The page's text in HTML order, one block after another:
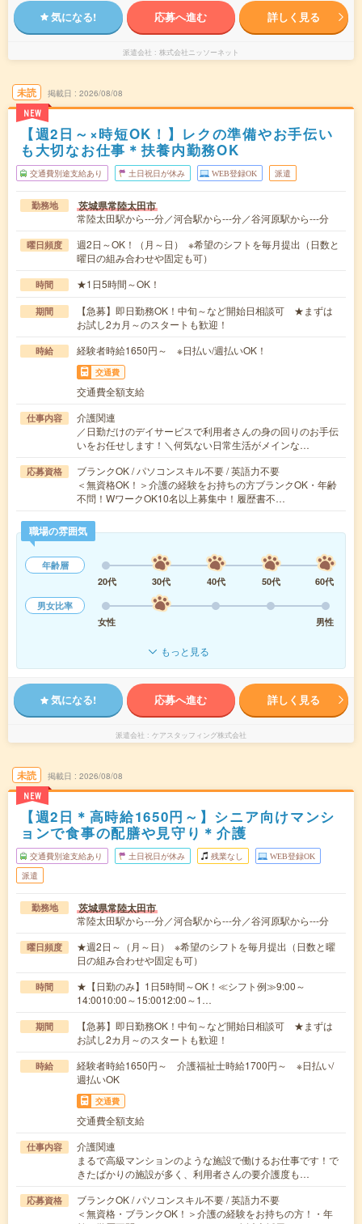
気になる! 応募へ進む 詳しく見る
派遣会社 株式会社ニッソーネット
未読
NEW
掲載日 2026/08/08
【週2日～×時短OK！】レクの準備やお手伝い
も大切なお仕事＊扶養内勤務OK
交通費別途支給あり 土日祝日が休み WEB登録OK 派遣
勤務地 茨城県常陸太田市
常陸太田駅から---分／河合駅から---分／谷河原駅から---分
曜日頻度
週2日～OK！（月～日） ※希望のシフトを毎月提出（日数と
曜日の組み合わせや固定も可）
時間 ★1日5時間～OK！
期間
【急募】即日勤務OK！中旬～など開始日相談可 ★まずは
お試し2カ月～のスタートも歓迎！
時給 経験者時給1650円～ ※日払い/週払いOK！
交通費
交通費全額支給
仕事内容
介護関連
／日勤だけのデイサービスで利用者さんの身の回りのお手伝
いをお任せします！＼何気ない日常生活がメインな…
応募資格
ブランクOK / パソコンスキル不要 / 英語力不要
＜無資格OK！＞介護の経験をお持ちの方ブランクOK・年齢
不問！WワークOK10名以上募集中！履歴書不…
職場の雰囲気
年齢層
20代
30代 40代 50代
60代
男女比率
女性
男性
もっと見る
気になる! 応募へ進む 詳しく見る
派遣会社 ケアスタッフィング株式会社
未読
NEW
掲載日 2026/08/08
【週2日＊高時給1650円～】シニア向けマンシ
ョンで食事の配膳や見守り＊介護
交通費別途支給あり 土日祝日が休み 残業なし WEB登録OK
派遣
勤務地 茨城県常陸太田市
常陸太田駅から---分／河合駅から---分／谷河原駅から---分
曜日頻度
★週2日～（月～日） ※希望のシフトを毎月提出（日数と曜
日の組み合わせや固定も可）
時間
★【日勤のみ】1日5時間～OK！≪シフト例≫9:00～
14:0010:00～15:0012:00～1…
期間
【急募】即日勤務OK！中旬～など開始日相談可 ★まずは
お試し2カ月～のスタートも歓迎！
時給
経験者時給1650円～ 介護福祉士時給1700円～ ※日払い/
週払いOK
交通費
交通費全額支給
仕事内容
介護関連
まるで高級マンションのような施設で働けるお仕事です！で
きたばかりの施設が多く、利用者さんの要介護度も…
応募資格
ブランクOK / パソコンスキル不要 / 英語力不要
＜無資格・ブランクOK！＞介護の経験をお持ちの方！・年